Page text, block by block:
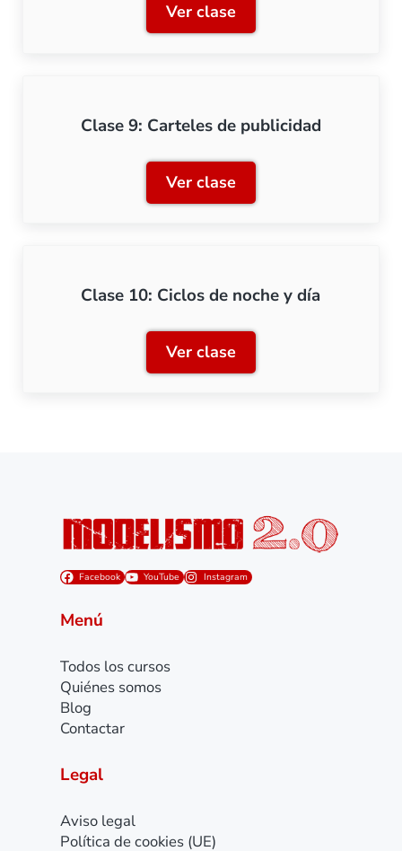
Ver claseClase 8: Iluminación
Clase 9: Carteles de publicidad
Ver claseClase 9: Carteles de
Clase 10: Ciclos de noche y día
Ver claseClase 10: Ciclos de noche
Facebook YouTube Instagram
Menú
Todos los cursos
Quiénes somos
Blog
Contactar
Legal
Aviso legal
Política de cookies (UE)